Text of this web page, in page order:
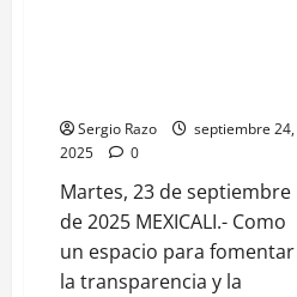
Sergio Razo
septiembre 24,
2025
0
Martes, 23 de septiembre
de 2025 MEXICALI.- Como
un espacio para fomentar
la transparencia y la